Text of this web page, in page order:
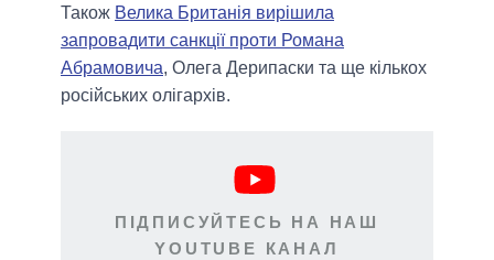
Також Велика Британія вирішила
запровадити санкції проти Романа
Абрамовича, Олега Дерипаски та ще кількох
російських олігархів.
ПІДПИСУЙТЕСЬ НА НАШ
YOUTUBE КАНАЛ